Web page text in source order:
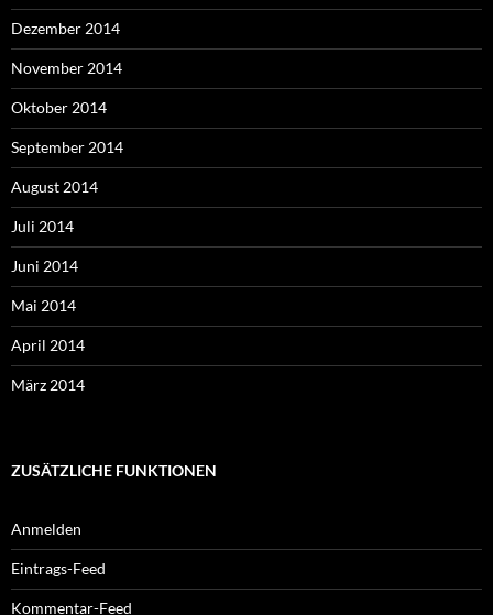
Dezember 2014
November 2014
Oktober 2014
September 2014
August 2014
Juli 2014
Juni 2014
Mai 2014
April 2014
März 2014
ZUSÄTZLICHE FUNKTIONEN
Anmelden
Eintrags-Feed
Kommentar-Feed